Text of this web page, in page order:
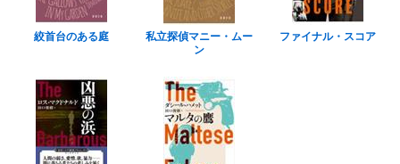
絞首台のある庭
私立探偵マニー・ムー
ン
ファイナル・スコア